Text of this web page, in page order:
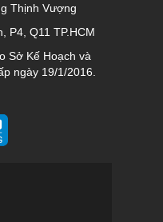
Thịnh Vượng
P4, Q11 TP.HCM
Sở Kế Hoạch và
ngày 19/1/2016.